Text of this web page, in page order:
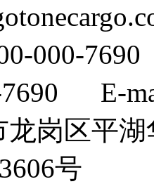
000-
7690 E-
龙岗区平
号